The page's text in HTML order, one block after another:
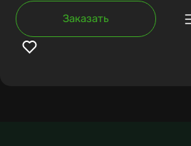
Заказать